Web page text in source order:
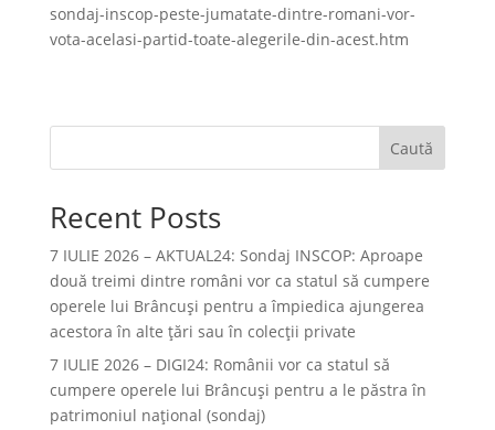
sondaj-inscop-peste-jumatate-dintre-romani-vor-
vota-acelasi-partid-toate-alegerile-din-acest.htm
Caută
Recent Posts
7 IULIE 2026 – AKTUAL24: Sondaj INSCOP: Aproape
două treimi dintre români vor ca statul să cumpere
operele lui Brâncuşi pentru a împiedica ajungerea
acestora în alte ţări sau în colecţii private
7 IULIE 2026 – DIGI24: Românii vor ca statul să
cumpere operele lui Brâncuși pentru a le păstra în
patrimoniul național (sondaj)